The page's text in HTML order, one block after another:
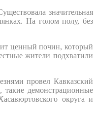
значительная
На голом полу, без
ценный почин, который
жители подхватили
провел Кавказский
такие демонстрационные
округа и